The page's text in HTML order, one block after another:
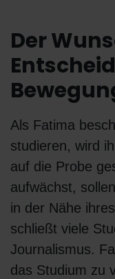
Der
Als Fatima
studieren, wird
auf die Probe
aufwächst,
in der Nähe
schließt viele
Journalismus.
das Studium zu